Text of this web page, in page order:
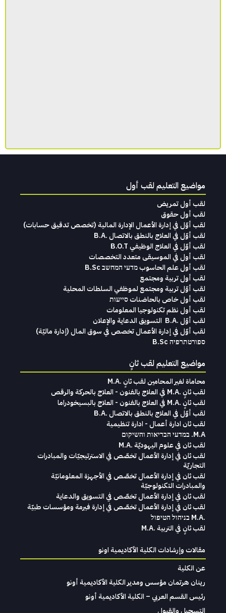
مواضيع التعليم لقب أول
لقب أول تمريض
لقب أول حقوق
لقب‭ ‬أوّل‭ ‬في‭ ‬إدارة‭ ‬الأعمال الإدارة‭ ‬المالية (تخصص‭ ‬تدقيق‭ ‬حسابات)‬
لقب أوّل في العلاج بالنطق بالاتصال .B.A
لقب أوّل في العلاج الوظيفي B.O.T
لقب‭ ‬أول في‭ ‬الموسيقى‭ ‬متعدد‭ ‬التخصصات‭
لقب أول علم الحاسوب מדעי המחשב B.Sc
لقب أول تربية ومجتمع
لقب أوّل تربية ومجتمع لموظفي السلطات المحلية
لقب أول خاص بالحاضنات סייעות
لقب أول نظم تكنولوجيا المعلومات
لقب‭ ‬أوّل .‭ ‬B.A التسويق‭ ‬الدعاية‭ ‬والإعلان
لقب‭ ‬أوّل‭ ‬في‭ ‬إدارة‭ ‬الأعمال تخصص‭ ‬في‭ ‬سوق‭ ‬المال ‭)‬إدارة‭ ‬ماليّة‭ (
ספורטתרפיה B.Sc
مواضيع التعليم لقب ثانٍ
محاماة‭ ‬لغير‭ ‬المحامين لقب‭ ‬ثانٍ .‭ ‬M.A
لقب ثانٍ .M.A في العلاج بالفنون - العلاج بالحركة والرقص
لقب ثانٍ .M.A في العلاج بالفنون - العلاج بالبسيخودراما
لقب أوّل في العلاج بالنطق بالاتصال .B.A
لقب ثان ادارة أعمال - ادارة تنظيمية
M.A. במדעי הבריאות והשיקום
لقب ثان في علوم اليهوديّة .M.A
لقب ثان في إدارة الأعمال تخصّص في الاسترتيجيّات والمبادرات
التجاريّة
لقب ثان في إدارة الأعمال تخصّص في الأجهزة المعلومانيّة
والمبادرات التكنولوجيّة
لقب ثان في إدارة الأعمال تخصّص في التسويق والدعاية
لقب ثان في إدارة الأعمال تخصّص في إدارة فيرمة ومؤسسات طبيّة
.M.A בניהול הטיפול
لقب ثانٍ في التربية .M.A
مقالات وإرشادات الكلية الأكاديمية اونو
عن الكلية
رينان هرتمان مؤسس ومدير الكلية الأكاديمية أونو
رئيس القسم العربي – الكلية الأكاديمية أونو
التسجيل والقبول